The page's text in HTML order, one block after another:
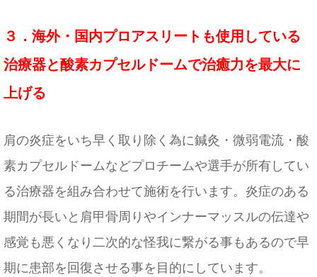
３．海外・国内プロアスリートも使用している
治療器と酸素カプセルドームで治癒力を最大に
上げる
肩の炎症をいち早く取り除く為に鍼灸・微弱電流・酸
素カプセルドームなどプロチームや選手が所有してい
る治療器を組み合わせて施術を行います。炎症のある
期間が長いと肩甲骨周りやインナーマッスルの伝達や
感覚も悪くなり二次的な怪我に繋がる事もあるので早
期に患部を回復させる事を目的にしています。